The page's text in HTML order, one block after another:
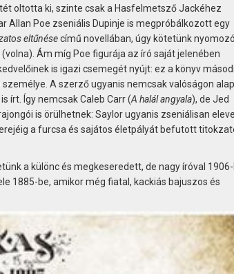
oltotta ki, szinte csak a Hasfelmetsző Jackéhez
Allan Poe zseniális Dupinje is megpróbálkozott egy
eltűnésecímű novellában, úgy kötetünk
Ám míg Poe figurája az író saját jelenében
is igazi csemegét nyújt: ez a könyv
A szerző ugyanis nemcsak valóságon
írt. Így nemcsak Caleb Carr (A halál angyala), de Jed
is örülhetnek: Saylor ugyanis zseniálisan
a furcsa és sajátos életpályát befutott
a különc és megkeseredett, de nagy íróval
1885-be, amikor még fiatal, kackiás bajuszos és